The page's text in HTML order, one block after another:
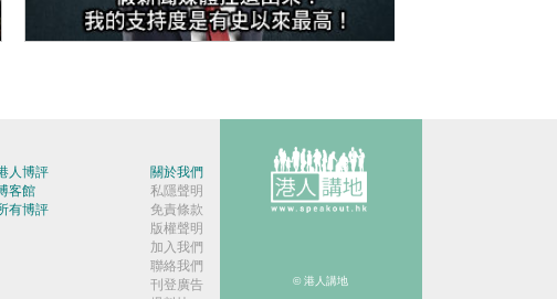
人博評
客館
有博評
關於我們
私隱聲明
免責條款
版權聲明
加入我們
聯絡我們
刊登廣告
© 港人講地